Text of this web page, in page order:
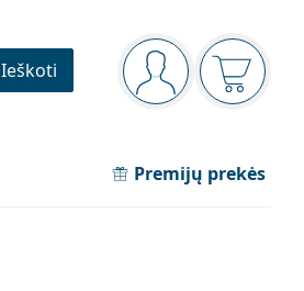
Navigacijos meniu
Jūs esatePirkinių
Ieškoti
Premijų prekės